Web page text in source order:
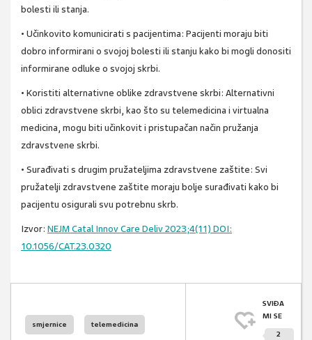
bolesti ili stanja.
• Učinkovito komunicirati s pacijentima: Pacijenti moraju biti
dobro informirani o svojoj bolesti ili stanju kako bi mogli donositi
informirane odluke o svojoj skrbi.
• Koristiti alternativne oblike zdravstvene skrbi: Alternativni
oblici zdravstvene skrbi, kao što su telemedicina i virtualna
medicina, mogu biti učinkovit i pristupačan način pružanja
zdravstvene skrbi.
• Surađivati s drugim pružateljima zdravstvene zaštite: Svi
pružatelji zdravstvene zaštite moraju bolje surađivati kako bi
pacijentu osigurali svu potrebnu skrb.
Izvor: NEJM Catal Innov Care Deliv 2023;4(11) DOI:
10.1056/CAT.23.0320
smjernice telemedicina
SVIĐA
MI SE
2